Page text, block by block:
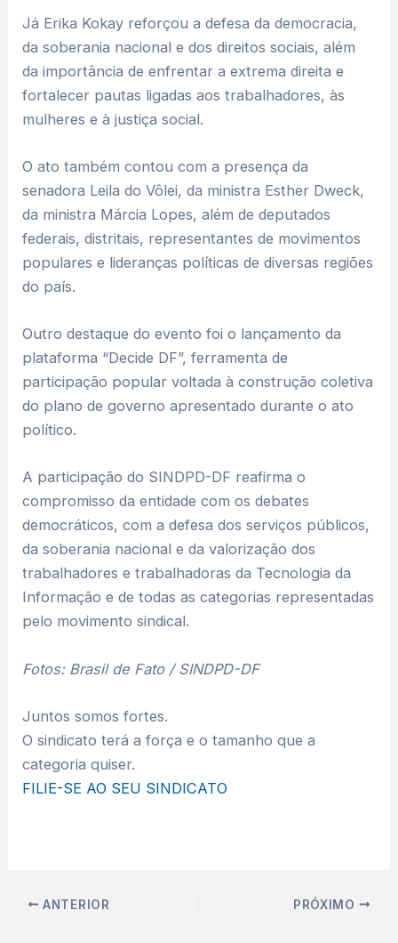
Já Erika Kokay reforçou a defesa da democracia,
da soberania nacional e dos direitos sociais, além
da importância de enfrentar a extrema direita e
fortalecer pautas ligadas aos trabalhadores, às
mulheres e à justiça social.
O ato também contou com a presença da
senadora Leila do Vôlei, da ministra Esther Dweck,
da ministra Márcia Lopes, além de deputados
federais, distritais, representantes de movimentos
populares e lideranças políticas de diversas regiões
do país.
Outro destaque do evento foi o lançamento da
plataforma “Decide DF”, ferramenta de
participação popular voltada à construção coletiva
do plano de governo apresentado durante o ato
político.
A participação do SINDPD-DF reafirma o
compromisso da entidade com os debates
democráticos, com a defesa dos serviços públicos,
da soberania nacional e da valorização dos
trabalhadores e trabalhadoras da Tecnologia da
Informação e de todas as categorias representadas
pelo movimento sindical.
Fotos: Brasil de Fato / SINDPD-DF
Juntos somos fortes.
O sindicato terá a força e o tamanho que a
categoria quiser.
FILIE-SE AO SEU SINDICATO
ANTERIOR PRÓXIMO